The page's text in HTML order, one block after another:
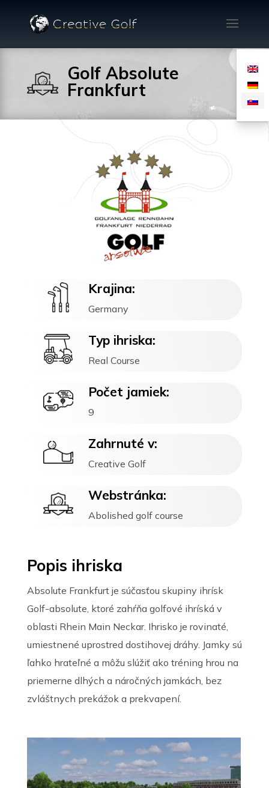
Golf Absolute
Frankfurt
Krajina:
Germany
Typ ihriska:
Real Course
Počet jamiek:
9
Zahrnuté v:
Creative Golf
Webstránka:
Abolished golf course
Popis ihriska
Absolute Frankfurt je súčasťou skupiny ihrísk
Golf-absolute, ktoré zahŕňa golfové ihríská v
oblasti Rhein Main Neckar. Ihrisko je rovinaté,
umiestnené uprostred dostihovej dráhy. Jamky sú
ľahko hrateľné a môžu slúžiť ako tréning hrou na
priemerne dlhých a náročných jamkách, bez
zvláštnych prekážok a prekvapení.